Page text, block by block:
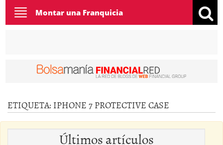
Toggle
navigation
Montar una Franquicia
ETIQUETA: IPHONE 7 PROTECTIVE CASE
Últimos artículos